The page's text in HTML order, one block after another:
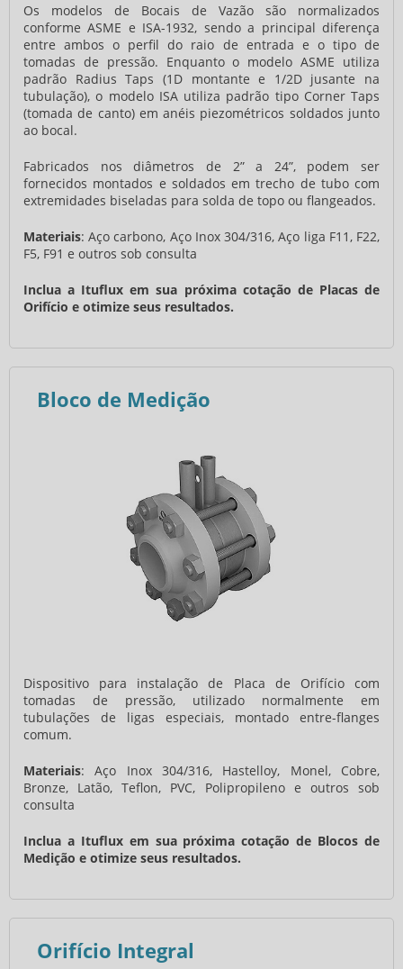
Os modelos de Bocais de Vazão são normalizados
conforme ASME e ISA-1932, sendo a principal diferença
entre ambos o perfil do raio de entrada e o tipo de
tomadas de pressão. Enquanto o modelo ASME utiliza
padrão Radius Taps (1D montante e 1/2D jusante na
tubulação), o modelo ISA utiliza padrão tipo Corner Taps
(tomada de canto) em anéis piezométricos soldados junto
ao bocal.
Fabricados nos diâmetros de 2” a 24”, podem ser
fornecidos montados e soldados em trecho de tubo com
extremidades biseladas para solda de topo ou flangeados.
Materiais: Aço carbono, Aço Inox 304/316, Aço liga F11, F22,
F5, F91 e outros sob consulta
Inclua a Ituflux em sua próxima cotação de Placas de
Orifício e otimize seus resultados.
Bloco de Medição
Dispositivo para instalação de Placa de Orifício com
tomadas de pressão, utilizado normalmente em
tubulações de ligas especiais, montado entre-flanges
comum.
Materiais: Aço Inox 304/316, Hastelloy, Monel, Cobre,
Bronze, Latão, Teflon, PVC, Polipropileno e outros sob
consulta
Inclua a Ituflux em sua próxima cotação de Blocos de
Medição e otimize seus resultados.
Orifício Integral